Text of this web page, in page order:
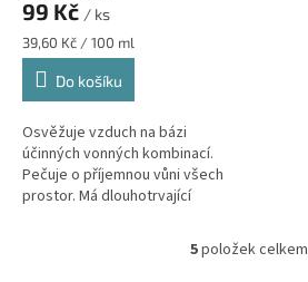
99 Kč / ks
Měrná
cena:
39,60 Kč / 100 ml
Do košíku
Osvěžuje vzduch na bázi
účinných vonných kombinací.
Pečuje o příjemnou vůni všech
prostor. Má dlouhotrvající
O
5položek celkem